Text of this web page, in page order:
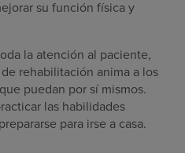
su función física y
la atención al paciente,
rehabilitación anima a los
puedan por sí mismos.
las habilidades
para irse a casa.